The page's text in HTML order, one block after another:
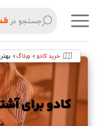
جستجو در
خرید کادو وبلاگ